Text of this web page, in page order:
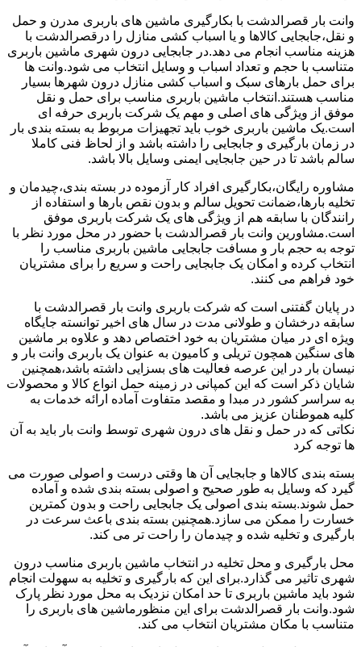
وانت بار قصرالدشت با بکارگیری ماشین های باربری مدرن و حمل
و نقل،جابجایی کالاها و یا اسباب کشی منازل را درقصرالدشت با
هزینه مناسب انجام می دهد.در جابجایی درون شهری ماشین باربری
متناسب با حجم و تعداد اسباب و وسایل انتخاب می شود.وانت ها
برای حمل بارهای سبک و اسباب کشی منازل درون شهرها بسیار
مناسب هستند.انتخاب ماشین باربری مناسب برای حمل و نقل
موفق از ویژگی های اصلی و مهم یک شرکت باربری حرفه ای
است.یک ماشین باربری خوب باید تجهیزات مربوط به بسته بندی بار
در زمان بارگیری و جابجایی را داشته باشد و از لحاظ فنی کاملا
سالم باشد تا در حین جابجایی ایمنی وسایل بالا باشد.
مشاوره رایگان،بکارگیری افراد کار آزموده در بسته بندی،چیدمان و
تخلیه بارها،ضمانت تحویل سالم و بدون نقص بارها و استفاده از
رانندگان با سابقه هم از ویژگی های یک شرکت باربری موفق
است.مشاورین وانت بار قصرالدشت با حضور در محل مورد نظر با
توجه به حجم بار و مسافت جابجایی ماشین باربری مناسب را
انتخاب کرده و امکان یک جابجایی راحت و سریع را برای مشتریان
خود فراهم می کنند.
در پایان گفتنی است که شرکت باربری وانت بار قصرالدشت با
سابقه درخشان و طولانی مدت در سال های اخیر توانسته جایگاه
ویژه ای در میان مشتریان به خود اختصاص دهد و علاوه بر ماشین
های سنگین همچون تریلی و کامیون به عنوان یک باربری وانت بار و
نیسان بار در این عرصه فعالیت های بسزایی داشته باشد،همچنین
شایان ذکر است که این کمپانی در زمینه حمل انواع کالا و محصولات
به سراسر کشور در مبدا و مقصد متفاوت آماده ارائه خدمات به
کلیه هموطنان عزیز می باشد.
نکاتی که در حمل و نقل های درون شهری توسط وانت بار باید به آن
ها توجه کرد
بسته بندی کالاها و جابجایی آن ها وقتی درست و اصولی صورت می
گیرد که وسایل به طور صحیح و اصولی بسته بندی شده و آماده
حمل شوند.بسته بندی اصولی یک جابجایی راحت و بدون کمترین
خسارت را ممکن می سازد.همچنین بسته بندی باعث سرعت در
بارگیری و تخلیه شده و چیدمان را راحت تر می کند.
محل بارگیری و محل تخلیه در انتخاب ماشین باربری مناسب درون
شهری تاثیر می گذارد.برای این که بارگیری و تخلیه به سهولت انجام
شود باید ماشین باربری تا حد امکان نزدیک به محل مورد نظر پارک
شود.وانت بار قصرالدشت برای این منظورماشین های باربری را
متناسب با مکان مشتریان انتخاب می کند.